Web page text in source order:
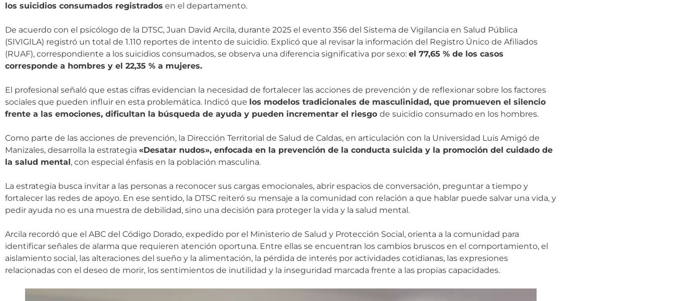
los suicidios consumados registrados en el departamento.
De acuerdo con el psicólogo de la DTSC, Juan David Arcila, durante 2025 el evento 356 del Sistema de Vigilancia en Salud Pública
(SIVIGILA) registró un total de 1.110 reportes de intento de suicidio. Explicó que al revisar la información del Registro Único de Afiliados
(RUAF), correspondiente a los suicidios consumados, se observa una diferencia significativa por sexo: el 77,65 % de los casos
corresponde a hombres y el 22,35 % a mujeres.
El profesional señaló que estas cifras evidencian la necesidad de fortalecer las acciones de prevención y de reflexionar sobre los factores
sociales que pueden influir en esta problemática. Indicó que los modelos tradicionales de masculinidad, que promueven el silencio
frente a las emociones, dificultan la búsqueda de ayuda y pueden incrementar el riesgo de suicidio consumado en los hombres.
Como parte de las acciones de prevención, la Dirección Territorial de Salud de Caldas, en articulación con la Universidad Luis Amigó de
Manizales, desarrolla la estrategia «Desatar nudos», enfocada en la prevención de la conducta suicida y la promoción del cuidado de
la salud mental, con especial énfasis en la población masculina.
La estrategia busca invitar a las personas a reconocer sus cargas emocionales, abrir espacios de conversación, preguntar a tiempo y
fortalecer las redes de apoyo. En ese sentido, la DTSC reiteró su mensaje a la comunidad con relación a que hablar puede salvar una vida, y
pedir ayuda no es una muestra de debilidad, sino una decisión para proteger la vida y la salud mental.
Arcila recordó que el ABC del Código Dorado, expedido por el Ministerio de Salud y Protección Social, orienta a la comunidad para
identificar señales de alarma que requieren atención oportuna. Entre ellas se encuentran los cambios bruscos en el comportamiento, el
aislamiento social, las alteraciones del sueño y la alimentación, la pérdida de interés por actividades cotidianas, las expresiones
relacionadas con el deseo de morir, los sentimientos de inutilidad y la inseguridad marcada frente a las propias capacidades.